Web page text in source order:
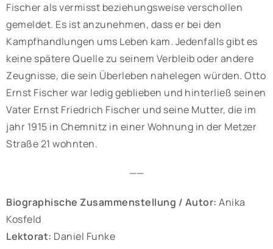
Fischer als vermisst beziehungsweise verschollen
gemeldet. Es ist anzunehmen, dass er bei den
Kampfhandlungen ums Leben kam. Jedenfalls gibt es
keine spätere Quelle zu seinem Verbleib oder andere
Zeugnisse, die sein Überleben nahelegen würden. Otto
Ernst Fischer war ledig geblieben und hinterließ seinen
Vater Ernst Friedrich Fischer und seine Mutter, die im
jahr 1915 in Chemnitz in einer Wohnung in der Metzer
Straße 21 wohnten.
——
Biographische Zusammenstellung / Autor: Anika
Kosfeld
Lektorat: Daniel Funke